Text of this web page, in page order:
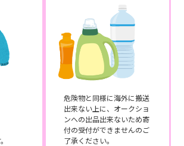
危険物と同様に海外に搬送
出来ない上に、オークショ
ンへの出品出来ないため寄
付の受付ができませんのご
了承ください。